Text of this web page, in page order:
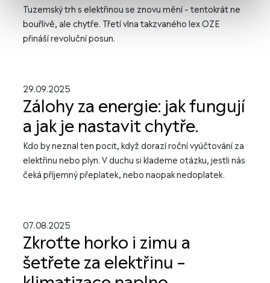
Tuzemský trh s elektřinou se znovu mění – tentokrát ne
bouřlivě, ale chytře. Třetí vlna takzvaného lex OZE
přináší revoluční posun.
29.09.2025
Zálohy za energie: jak fungují
a jak je nastavit chytře.
Kdo by neznal ten pocit, když dorazí roční vyúčtování za
elektřinu nebo plyn. V duchu si klademe otázku, jestli nás
čeká příjemný přeplatek, nebo naopak nedoplatek.
07.08.2025
Zkroťte horko i zimu a
šetřete za elektřinu –